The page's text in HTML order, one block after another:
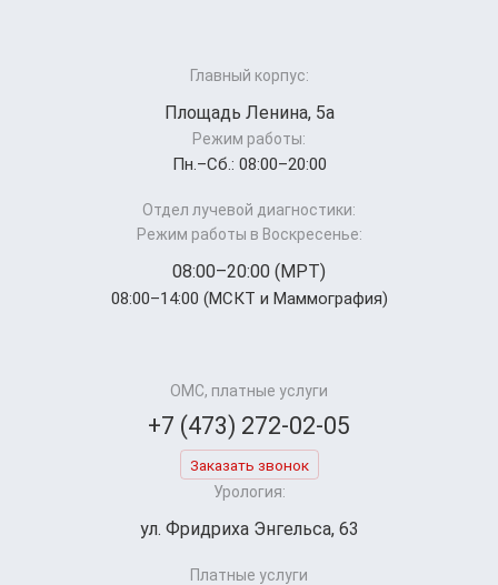
Главный корпус:
Площадь Ленина, 5а
Режим работы:
Пн.–Cб.: 08:00–20:00
Отдел лучевой диагностики:
Режим работы в Воскресенье:
08:00–20:00 (МРТ)
08:00–14:00 (МСКТ и Маммография)
ОМС, платные услуги
+7 (473) 272-02-05
Заказать звонок
Урология:
ул. Фридриха Энгельса, 63
Платные услуги